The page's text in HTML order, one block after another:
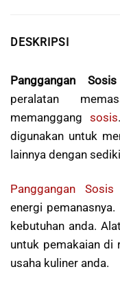
DESKRIPSI
Panggangan
peralatan
memanggang sosis
digunakan untuk
lainnya dengan
Panggangan Sosis
energi
kebutuhan anda.
untuk pemakaian di
usaha kuliner anda.